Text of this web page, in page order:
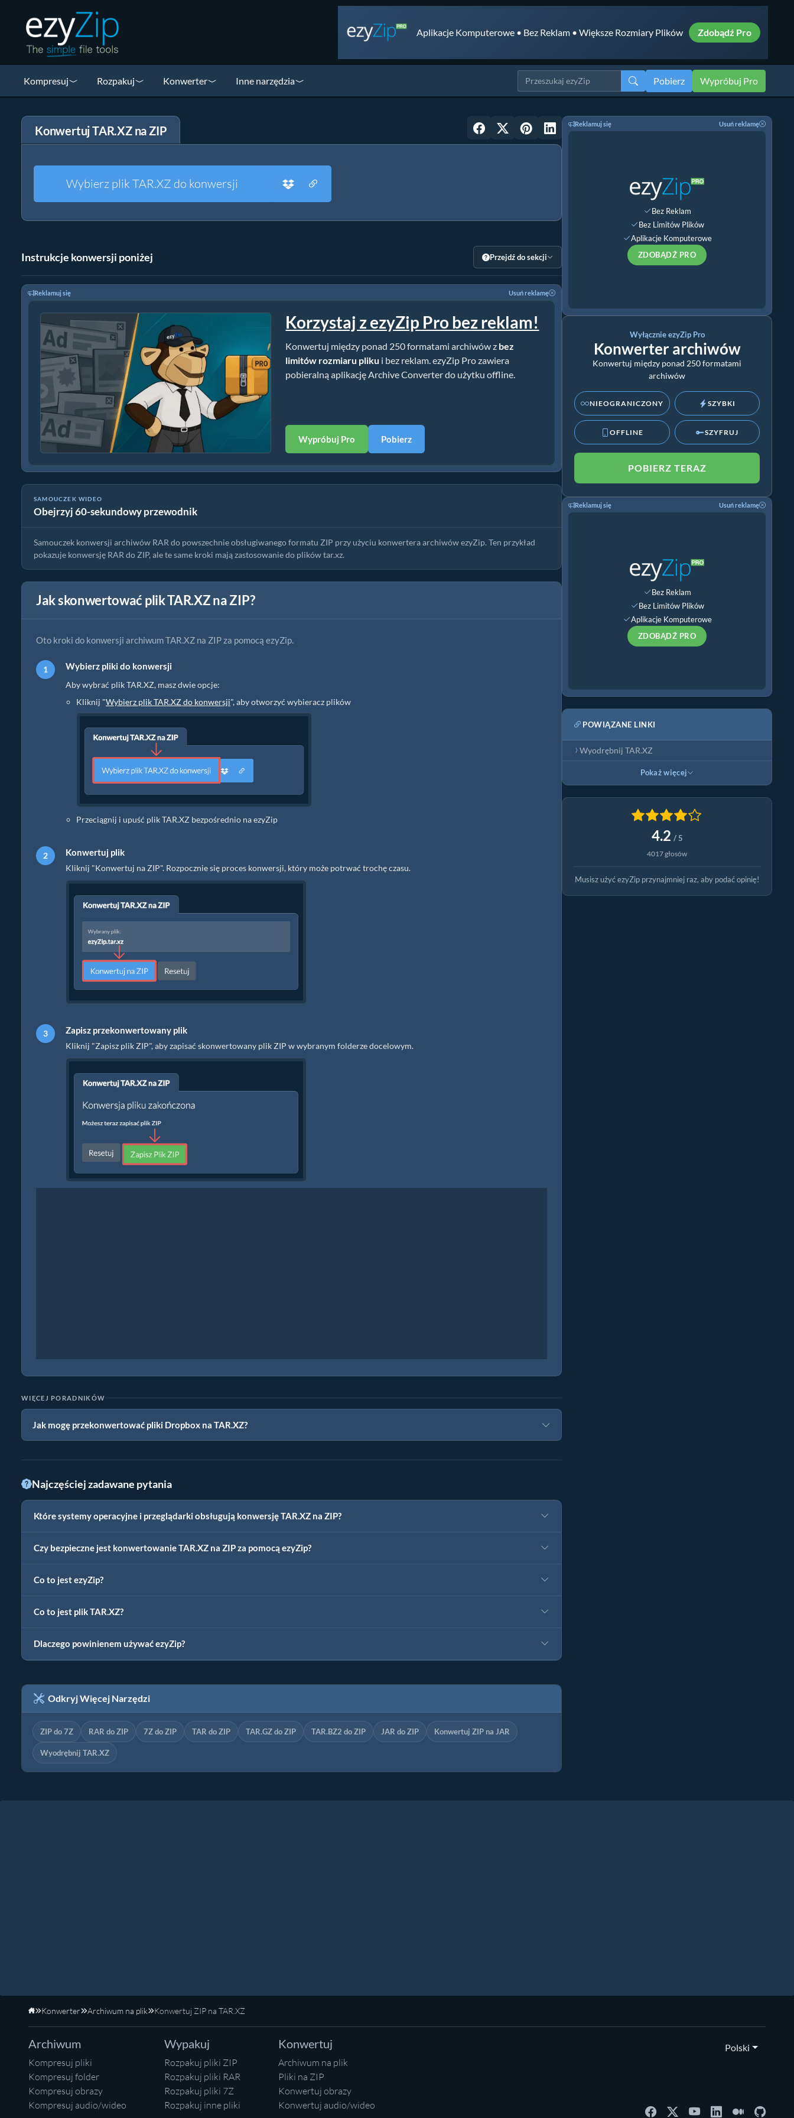
Aplikacje Komputerowe • Bez Reklam • Większe Rozmiary Plików Zdobądź Pro
Kompresuj Rozpakuj Konwerter Inne narzędzia Pobierz Wypróbuj Pro
Konwertuj TAR.XZ na ZIP
Wybierz plik TAR.XZ do konwersji
Instrukcje konwersji poniżej Przejdź do sekcji
Reklamuj się Usuń reklamę
Korzystaj z ezyZip Pro bez reklam!
Konwertuj między ponad 250 formatami archiwów z bez
limitów rozmiaru pliku i bez reklam. ezyZip Pro zawiera
pobieralną aplikację Archive Converter do użytku offline.
Wypróbuj Pro Pobierz
SAMOUCZEK WIDEO
Obejrzyj 60-sekundowy przewodnik
Jak konwertować pliki tar.xz | Prosty przewodnik
Samouczek konwersji archiwów RAR do powszechnie obsługiwanego formatu ZIP przy użyciu konwertera archiwów ezyZip. Ten przykład
pokazuje konwersję RAR do ZIP, ale te same kroki mają zastosowanie do plików tar.xz.
Jak skonwertować plik TAR.XZ na ZIP?
Oto kroki do konwersji archiwum TAR.XZ na ZIP za pomocą ezyZip.
Wybierz pliki do konwersji
Aby wybrać plik TAR.XZ, masz dwie opcje:
Kliknij "Wybierz plik TAR.XZ do konwersji", aby otworzyć wybieracz plików
Przeciągnij i upuść plik TAR.XZ bezpośrednio na ezyZip
Konwertuj plik
Kliknij "Konwertuj na ZIP". Rozpocznie się proces konwersji, który może potrwać trochę czasu.
Zapisz przekonwertowany plik
Kliknij "Zapisz plik ZIP", aby zapisać skonwertowany plik ZIP w wybranym folderze docelowym.
WIĘCEJ PORADNIKÓW
Jak mogę przekonwertować pliki Dropbox na TAR.XZ?
Najczęściej zadawane pytania
Które systemy operacyjne i przeglądarki obsługują konwersję TAR.XZ na ZIP?
Czy bezpieczne jest konwertowanie TAR.XZ na ZIP za pomocą ezyZip?
Co to jest ezyZip?
Co to jest plik TAR.XZ?
Dlaczego powinienem używać ezyZip?
Odkryj Więcej Narzędzi
ZIP do 7Z RAR do ZIP 7Z do ZIP TAR do ZIP TAR.GZ do ZIP TAR.BZ2 do ZIP JAR do ZIP Konwertuj ZIP na JAR
Wyodrębnij TAR.XZ
Reklamuj się Usuń reklamę
Bez Reklam
Bez Limitów Plików
Aplikacje Komputerowe
ZDOBĄDŹ PRO
Wyłącznie ezyZip Pro
Konwerter archiwów
Konwertuj między ponad 250 formatami
archiwów
NIEOGRANICZONY SZYBKI
OFFLINE SZYFRUJ
POBIERZ TERAZ
Reklamuj się Usuń reklamę
Bez Reklam
Bez Limitów Plików
Aplikacje Komputerowe
ZDOBĄDŹ PRO
POWIĄZANE LINKI
Wyodrębnij TAR.XZ
Pokaż więcej
4.2 / 5
4017 głosów
Musisz użyć ezyZip przynajmniej raz, aby podać opinię!
Strona główna
Konwerter Archiwum na plik Konwertuj ZIP na TAR.XZ
Archiwum
Kompresuj pliki
Kompresuj folder
Kompresuj obrazy
Kompresuj audio/wideo
Wypakuj
Rozpakuj pliki ZIP
Rozpakuj pliki RAR
Rozpakuj pliki 7Z
Rozpakuj inne pliki
Konwertuj
Archiwum na plik
Pliki na ZIP
Konwertuj obrazy
Konwertuj audio/wideo
Polski